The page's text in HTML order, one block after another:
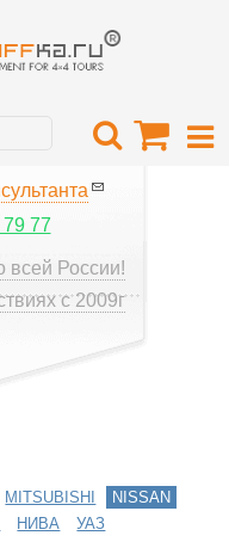
77
всей России!
с 2009г
MITSUBISHI
NISSAN
НИВА УАЗ